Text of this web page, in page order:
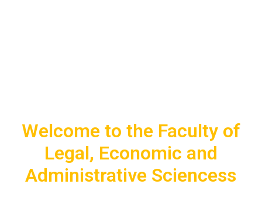
Welcome to the Faculty of
Legal, Economic and
Administrative Sciencess